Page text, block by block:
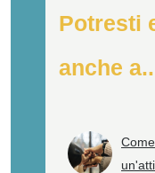
Potresti
anche